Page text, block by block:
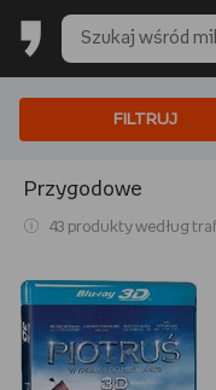
FILTRUJ
Przygodowe
43 produkty według